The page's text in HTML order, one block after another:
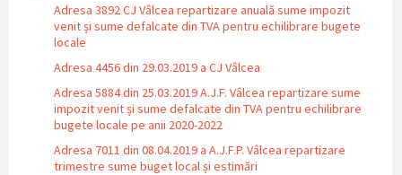
Adresa 3892 CJ Vâlcea repartizare anuală sume impozit
venit și sume defalcate din TVA pentru echilibrare bugete
locale
Adresa 4456 din 29.03.2019 a CJ Vâlcea
Adresa 5884 din 25.03.2019 A.J.F. Vâlcea repartizare sume
impozit venit și sume defalcate din TVA pentru echilibrare
bugete locale pe anii 2020-2022
Adresa 7011 din 08.04.2019 a A.J.F.P. Vâlcea repartizare
trimestre sume buget local și estimări